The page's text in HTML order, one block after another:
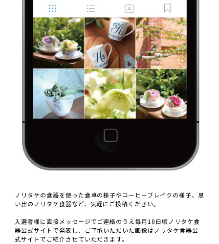
ノリタケの食器を使った食卓の様子やコーヒーブレイクの様子、思
い出のノリタケ食器など、気軽にご投稿ください。
入選者様に直接メッセージでご連絡のうえ毎月10日頃ノリタケ食
器公式サイトで発表し、ご了承いただいた画像はノリタケ食器公
式サイトでご紹介させていただきます。